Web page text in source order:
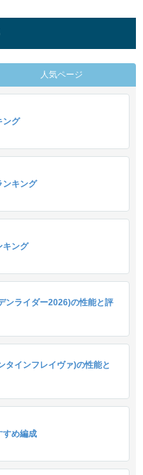
人気ページ
ング
ンキング
キング
ンライダー2026)の性能と評
タインフレイヴァ)の性能と
すめ編成